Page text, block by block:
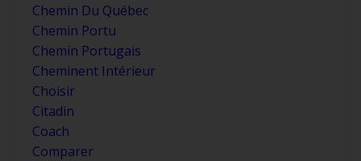
Chemin Du Québec
Chemin Portu
Chemin Portugais
Cheminent Intérieur
Choisir
Citadin
Coach
Comparer